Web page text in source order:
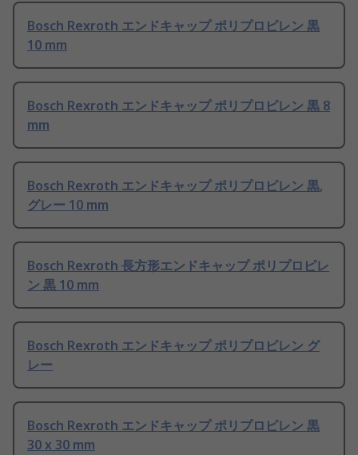
Bosch Rexroth エンドキャップ ポリプロピレン 黒
10 mm
Bosch Rexroth エンドキャップ ポリプロピレン 黒 8
mm
Bosch Rexroth エンドキャップ ポリプロピレン 黒,
グレー 10 mm
Bosch Rexroth 長方形エンドキャップ ポリプロピレ
ン 黒 10 mm
Bosch Rexroth エンドキャップ ポリプロピレン グ
レー
Bosch Rexroth エンドキャップ ポリプロピレン 黒
30 x 30 mm